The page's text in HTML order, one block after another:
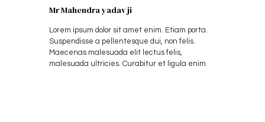
Mr Mahendra yadav ji
Lorem ipsum dolor sit amet enim. Etiam porta.
Suspendisse a pellentesque dui, non felis.
Maecenas malesuada elit lectus felis,
malesuada ultricies. Curabitur et ligula enim.